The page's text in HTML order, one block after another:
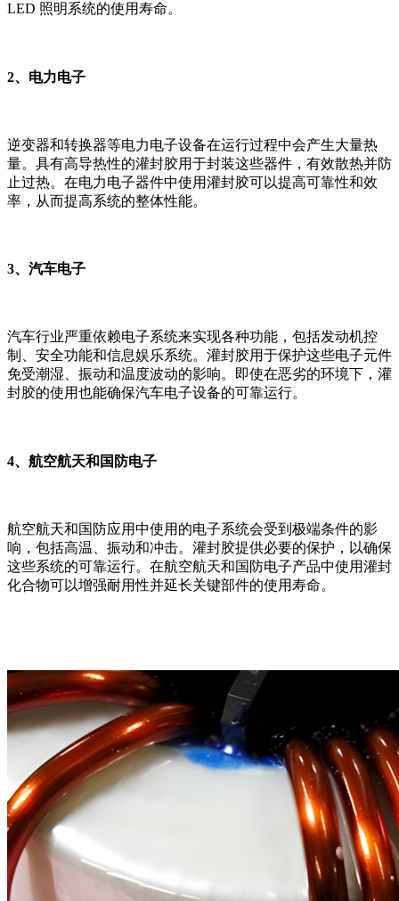
LED 照明系统的使用寿命。
2、电力电子
逆变器和转换器等电力电子设备在运行过程中会产生大量热
量。具有高导热性的灌封胶用于封装这些器件，有效散热并防
止过热。在电力电子器件中使用灌封胶可以提高可靠性和效
率，从而提高系统的整体性能。
3、汽车电子
汽车行业严重依赖电子系统来实现各种功能，包括发动机控
制、安全功能和信息娱乐系统。灌封胶用于保护这些电子元件
免受潮湿、振动和温度波动的影响。即使在恶劣的环境下，灌
封胶的使用也能确保汽车电子设备的可靠运行。
4、航空航天和国防电子
航空航天和国防应用中使用的电子系统会受到极端条件的影
响，包括高温、振动和冲击。灌封胶提供必要的保护，以确保
这些系统的可靠运行。在航空航天和国防电子产品中使用灌封
化合物可以增强耐用性并延长关键部件的使用寿命。